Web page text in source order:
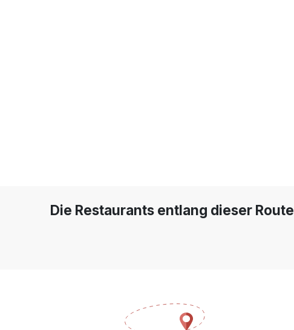
Die Restaurants entlang dieser Route